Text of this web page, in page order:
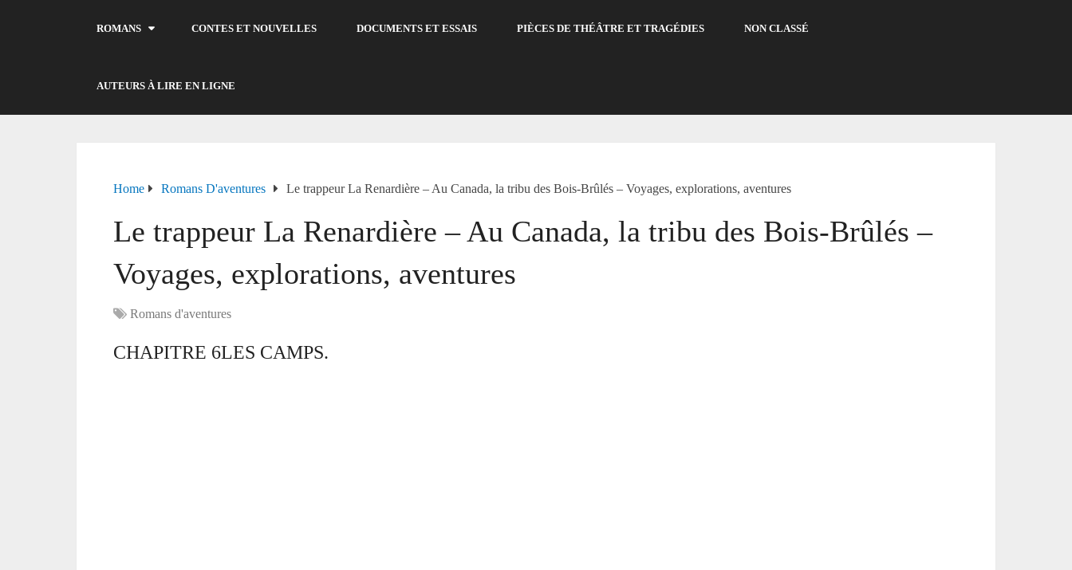
ROMANS CONTES ET NOUVELLES DOCUMENTS ET ESSAIS PIÈCES DE THÉÂTRE ET TRAGÉDIES NON CLASSÉ
AUTEURS À LIRE EN LIGNE
Home Romans D'aventures Le trappeur La Renardière – Au Canada, la tribu des Bois-Brûlés – Voyages, explorations, aventures
Le trappeur La Renardière – Au Canada, la tribu des Bois-Brûlés –
Voyages, explorations, aventures
Romans d'aventures
CHAPITRE 6LES CAMPS.